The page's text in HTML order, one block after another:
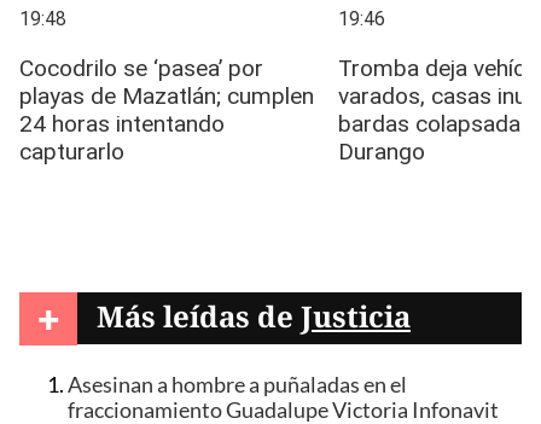
+ Más leídas de Justicia
Asesinan a hombre a puñaladas en el
fraccionamiento Guadalupe Victoria Infonavit